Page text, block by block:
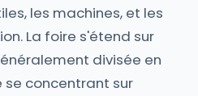
les machines, et les
La foire s'étend sur
divisée en
se concentrant sur